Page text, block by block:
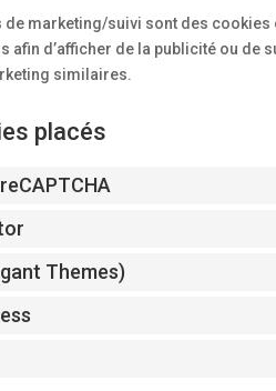
de marketing/suivi sont des
afin d’afficher de la publicité ou de
similaires.
placés
Themes)